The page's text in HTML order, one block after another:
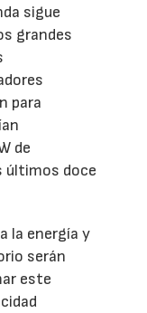
sigue
grandes
para
de
últimos doce
la energía y
serán
este